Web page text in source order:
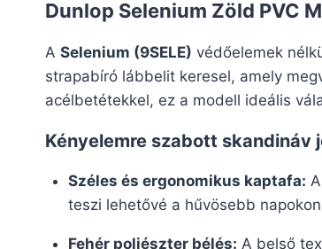
Dunlop Selenium Zöld PVC
A Selenium (9SELE) védőelemek
strapabíró lábbelit keresel, amely
acélbetétekkel, ez a modell ideális
Kényelemre szabott skandináv
Széles és ergonomikus kaptafa:
teszi lehetővé a hűvösebb
Fehér poliészter bélés: A belső